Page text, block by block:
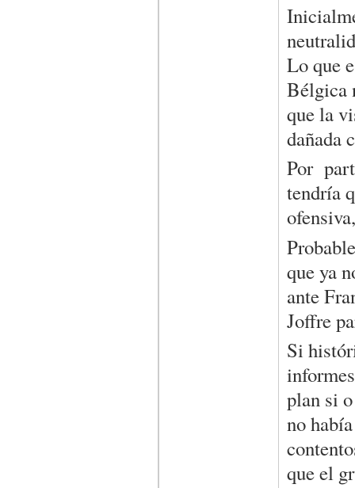
Lo que
Bélgica
que la
dañada
Por
tendría
que ya
ante
Joffre
Si
plan si
no
que el